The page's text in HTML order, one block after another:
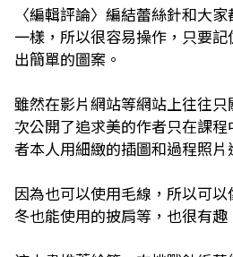
〈編輯評論〉編結蕾絲針和大
一樣，所以很容易操作，只要
出簡單的圖案。
雖然在影片網站等網站上往往
次公開了追求美的作者只在課程
者本人用細緻的插圖和過程照片
因為也可以使用毛線，所以可
冬也能使用的披肩等，也很有趣